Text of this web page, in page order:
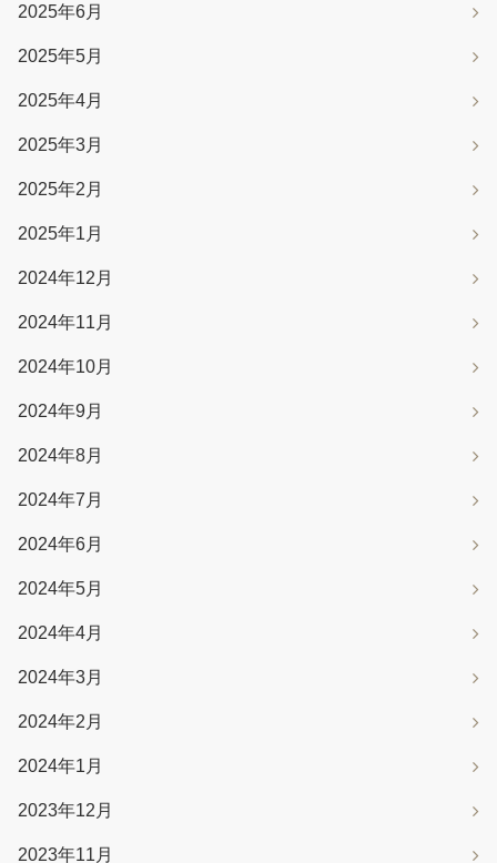
2025年6月
2025年5月
2025年4月
2025年3月
2025年2月
2025年1月
2024年12月
2024年11月
2024年10月
2024年9月
2024年8月
2024年7月
2024年6月
2024年5月
2024年4月
2024年3月
2024年2月
2024年1月
2023年12月
2023年11月